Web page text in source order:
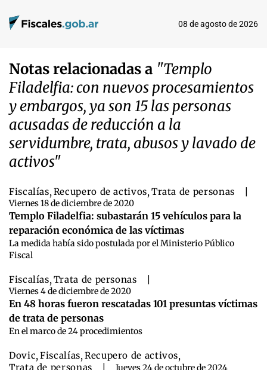
08 de agosto de 2026
Notas relacionadas a "Templo
Filadelfia: con nuevos procesamientos
y embargos, ya son 15 las personas
acusadas de reducción a la
servidumbre, trata, abusos y lavado de
activos"
Fiscalías, Recupero de activos, Trata de personas
Viernes 18 de diciembre de 2020
Templo Filadelfia: subastarán 15 vehículos para la
reparación económica de las víctimas
La medida había sido postulada por el Ministerio Público
Fiscal
Fiscalías, Trata de personas
Viernes 4 de diciembre de 2020
En 48 horas fueron rescatadas 101 presuntas víctimas
de trata de personas
En el marco de 24 procedimientos
Dovic, Fiscalías, Recupero de activos,
Trata de personas Jueves 24 de octubre de 2024